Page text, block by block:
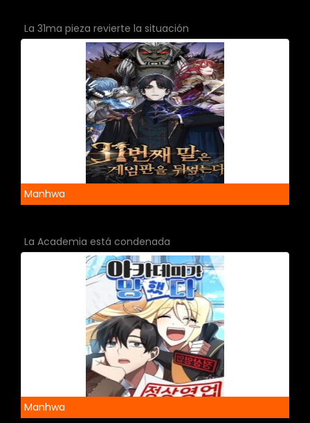
La 31ma pieza revierte la situación
Manhwa
La Academia está condenada
Manhwa